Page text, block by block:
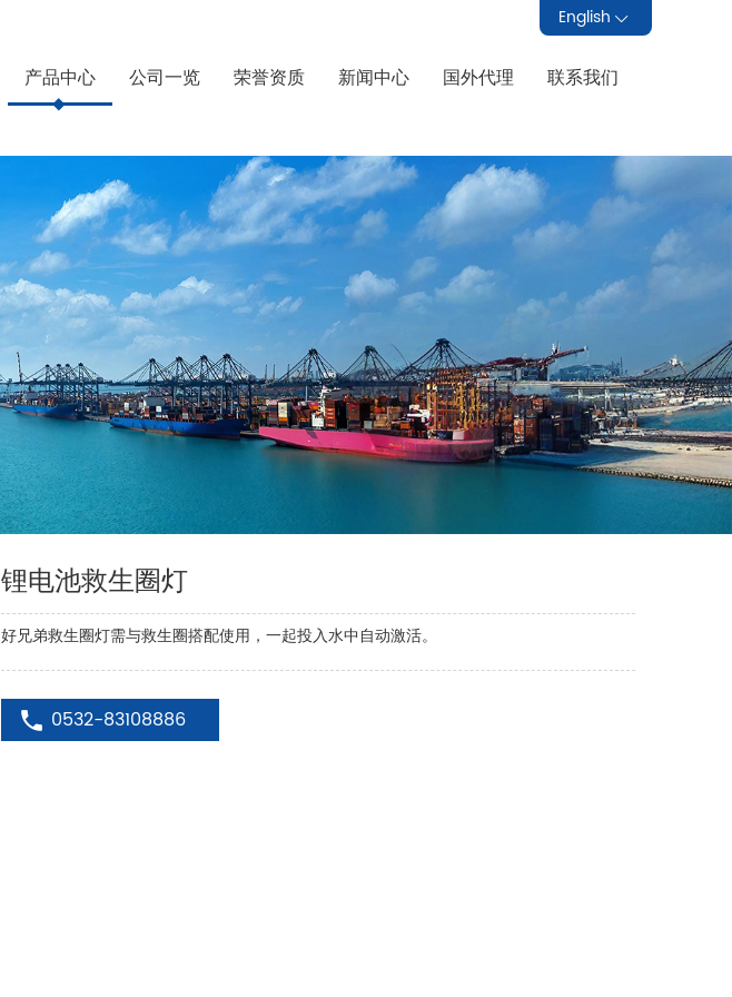
English
产品中心 公司一览 荣誉资质 新闻中心 国外代理 联系我们
锂电池救生圈灯
好兄弟救生圈灯需与救生圈搭配使用，一起投入水中自动激活。
0532-83108886